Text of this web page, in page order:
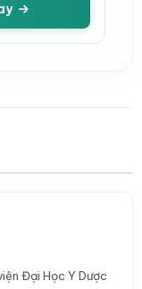
Đại Học Y Dược